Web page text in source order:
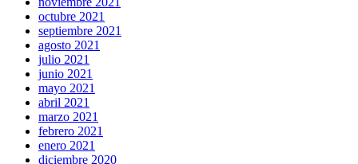
octubre 2021
septiembre 2021
agosto 2021
julio 2021
junio 2021
mayo 2021
abril 2021
marzo 2021
febrero 2021
enero 2021
diciembre 2020